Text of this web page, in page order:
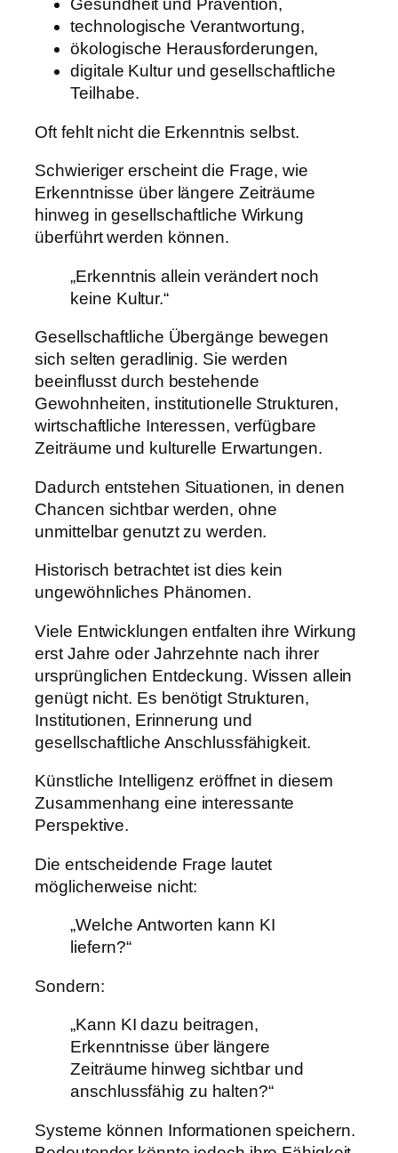
Gesundheit und Prävention,
technologische Verantwortung,
ökologische Herausforderungen,
digitale Kultur und gesellschaftliche
Teilhabe.
Oft fehlt nicht die Erkenntnis selbst.
Schwieriger erscheint die Frage, wie
Erkenntnisse über längere Zeiträume
hinweg in gesellschaftliche Wirkung
überführt werden können.
„Erkenntnis allein verändert noch
keine Kultur.“
Gesellschaftliche Übergänge bewegen
sich selten geradlinig. Sie werden
beeinflusst durch bestehende
Gewohnheiten, institutionelle Strukturen,
wirtschaftliche Interessen, verfügbare
Zeiträume und kulturelle Erwartungen.
Dadurch entstehen Situationen, in denen
Chancen sichtbar werden, ohne
unmittelbar genutzt zu werden.
Historisch betrachtet ist dies kein
ungewöhnliches Phänomen.
Viele Entwicklungen entfalten ihre Wirkung
erst Jahre oder Jahrzehnte nach ihrer
ursprünglichen Entdeckung. Wissen allein
genügt nicht. Es benötigt Strukturen,
Institutionen, Erinnerung und
gesellschaftliche Anschlussfähigkeit.
Künstliche Intelligenz eröffnet in diesem
Zusammenhang eine interessante
Perspektive.
Die entscheidende Frage lautet
möglicherweise nicht:
„Welche Antworten kann KI
liefern?“
Sondern:
„Kann KI dazu beitragen,
Erkenntnisse über längere
Zeiträume hinweg sichtbar und
anschlussfähig zu halten?“
Systeme können Informationen speichern.